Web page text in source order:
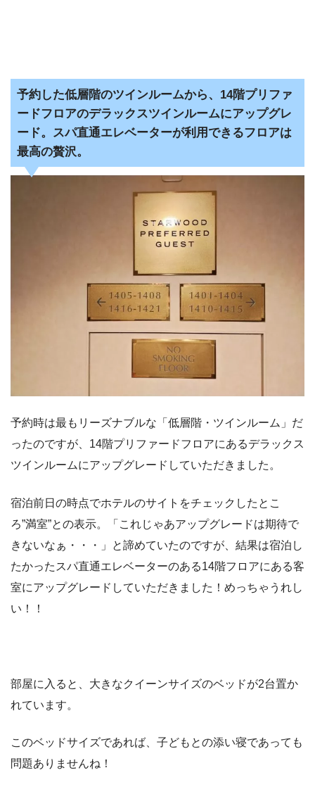
予約した低層階のツインルームから、14階プリファ
ードフロアのデラックスツインルームにアップグレ
ード。スパ直通エレベーターが利用できるフロアは
最高の贅沢。
予約時は最もリーズナブルな「低層階・ツインルーム」だ
ったのですが、14階プリファードフロアにあるデラックス
ツインルームにアップグレードしていただきました。
宿泊前日の時点でホテルのサイトをチェックしたとこ
ろ”満室”との表示。「これじゃあアップグレードは期待で
きないなぁ・・・」と諦めていたのですが、結果は宿泊し
たかったスパ直通エレベーターのある14階フロアにある客
室にアップグレードしていただきました！めっちゃうれし
い！！
部屋に入ると、大きなクイーンサイズのベッドが2台置か
れています。
このベッドサイズであれば、子どもとの添い寝であっても
問題ありませんね！